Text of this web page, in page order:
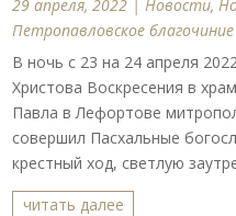
29 апреля, 2022 |Новости,
Петропавловское благочиние
В ночь с 23 на 24 апреля
Христова Воскресения в
Павла в Лефортове
совершил Пасхальные
крестный ход, светлую
читать далее